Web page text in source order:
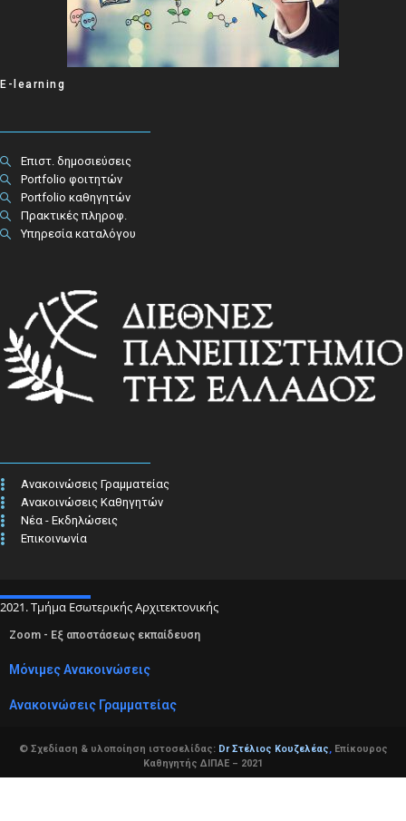
E-learning
Επιστ. δημοσιεύσεις
Portfolio φοιτητών
Portfolio καθηγητών
Πρακτικές πληροφ.​
Υπηρεσία καταλόγου
Ανακοινώσεις Γραμματείας
Ανακοινώσεις Καθηγητών
Νέα - Εκδηλώσεις
Επικοινωνία
2021. Τμήμα Εσωτερικής Αρχιτεκτονικής
Zoom - Εξ αποστάσεως εκπαίδευση
Μόνιμες Ανακοινώσεις
Ανακοινώσεις Γραμματείας
© Σχεδίαση & υλοποίηση ιστοσελίδας: Dr Στέλιος Κουζελέας,Επίκουρος
Καθηγητής ΔΙΠΑΕ – 2021